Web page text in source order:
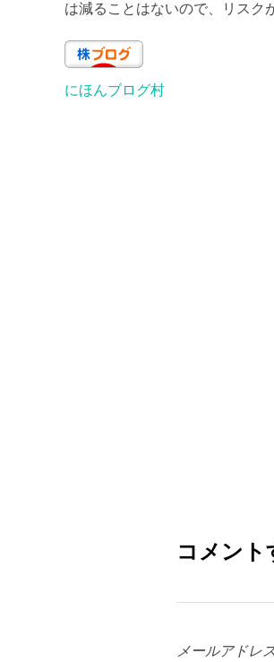
は減ることはないので、リスク
にほんブログ村
コメント
メールアドレ